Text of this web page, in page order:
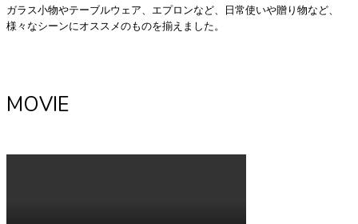
ガラス小物やテーブルウェア、エプロンなど、日常使いや贈り物など、
様々なシーンにオススメのものを揃えました。
MOVIE